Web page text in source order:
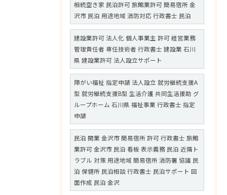
相続空き家 民泊許可 旅館業許可 簡易宿所 金
沢市 民泊 用途地域 消防対応 行政書士 民泊
建設業許可 法人化 個人事業主 許可 経営業務
管理責任者 専任技術者 行政書士 建設業 石川
県 建設業許可 法人設立サポート
障がい福祉 指定申請 法人設立 就労継続支援A
型 就労継続支援B型 生活介護 共同生活援助 グ
ループホーム 石川県 福祉事業 行政書士 指定
申請
民泊 開業 金沢市 簡易宿所 許可 行政書士 旅館
業許可 金沢市 民泊 看板 表示義務 民泊 近隣ト
ラブル 対策 用途地域 簡易宿所 消防署 協議 民
泊 保健所 民泊相談 行政書士 民泊サポート 図
面作成 民泊 金沢